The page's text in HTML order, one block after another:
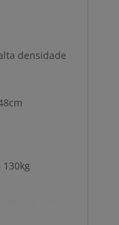
densidade